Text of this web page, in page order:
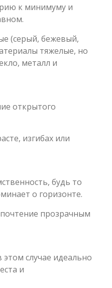
к минимуму и
(серый, бежевый,
тяжелые, но
металл и
открытого
изгибах или
будь то
о горизонте.
прозрачным
случае идеально
и